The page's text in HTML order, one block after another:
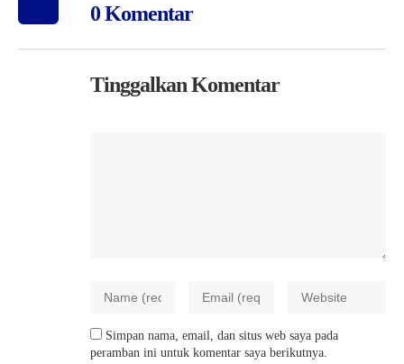
0 Komentar
Tinggalkan Komentar
Simpan nama, email, dan situs web saya pada
peramban ini untuk komentar saya berikutnya.